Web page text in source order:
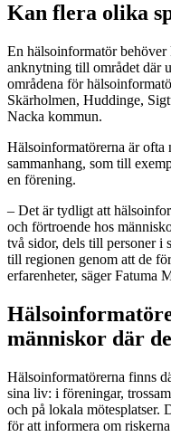
Kan flera olika
En hälsoinformatör
anknytning till området där
områdena för
Skärholmen, Huddinge,
Nacka kommun.
Hälsoinformatörerna är ofta
sammanhang, som till
en förening.
– Det är tydligt att
och förtroende hos
två sidor, dels till personer i
till regionen genom att de
erfarenheter, säger Fatuma
människor där
Hälsoinformatörerna finns
sina liv: i föreningar,
och på lokala mötesplatser.
för att informera om